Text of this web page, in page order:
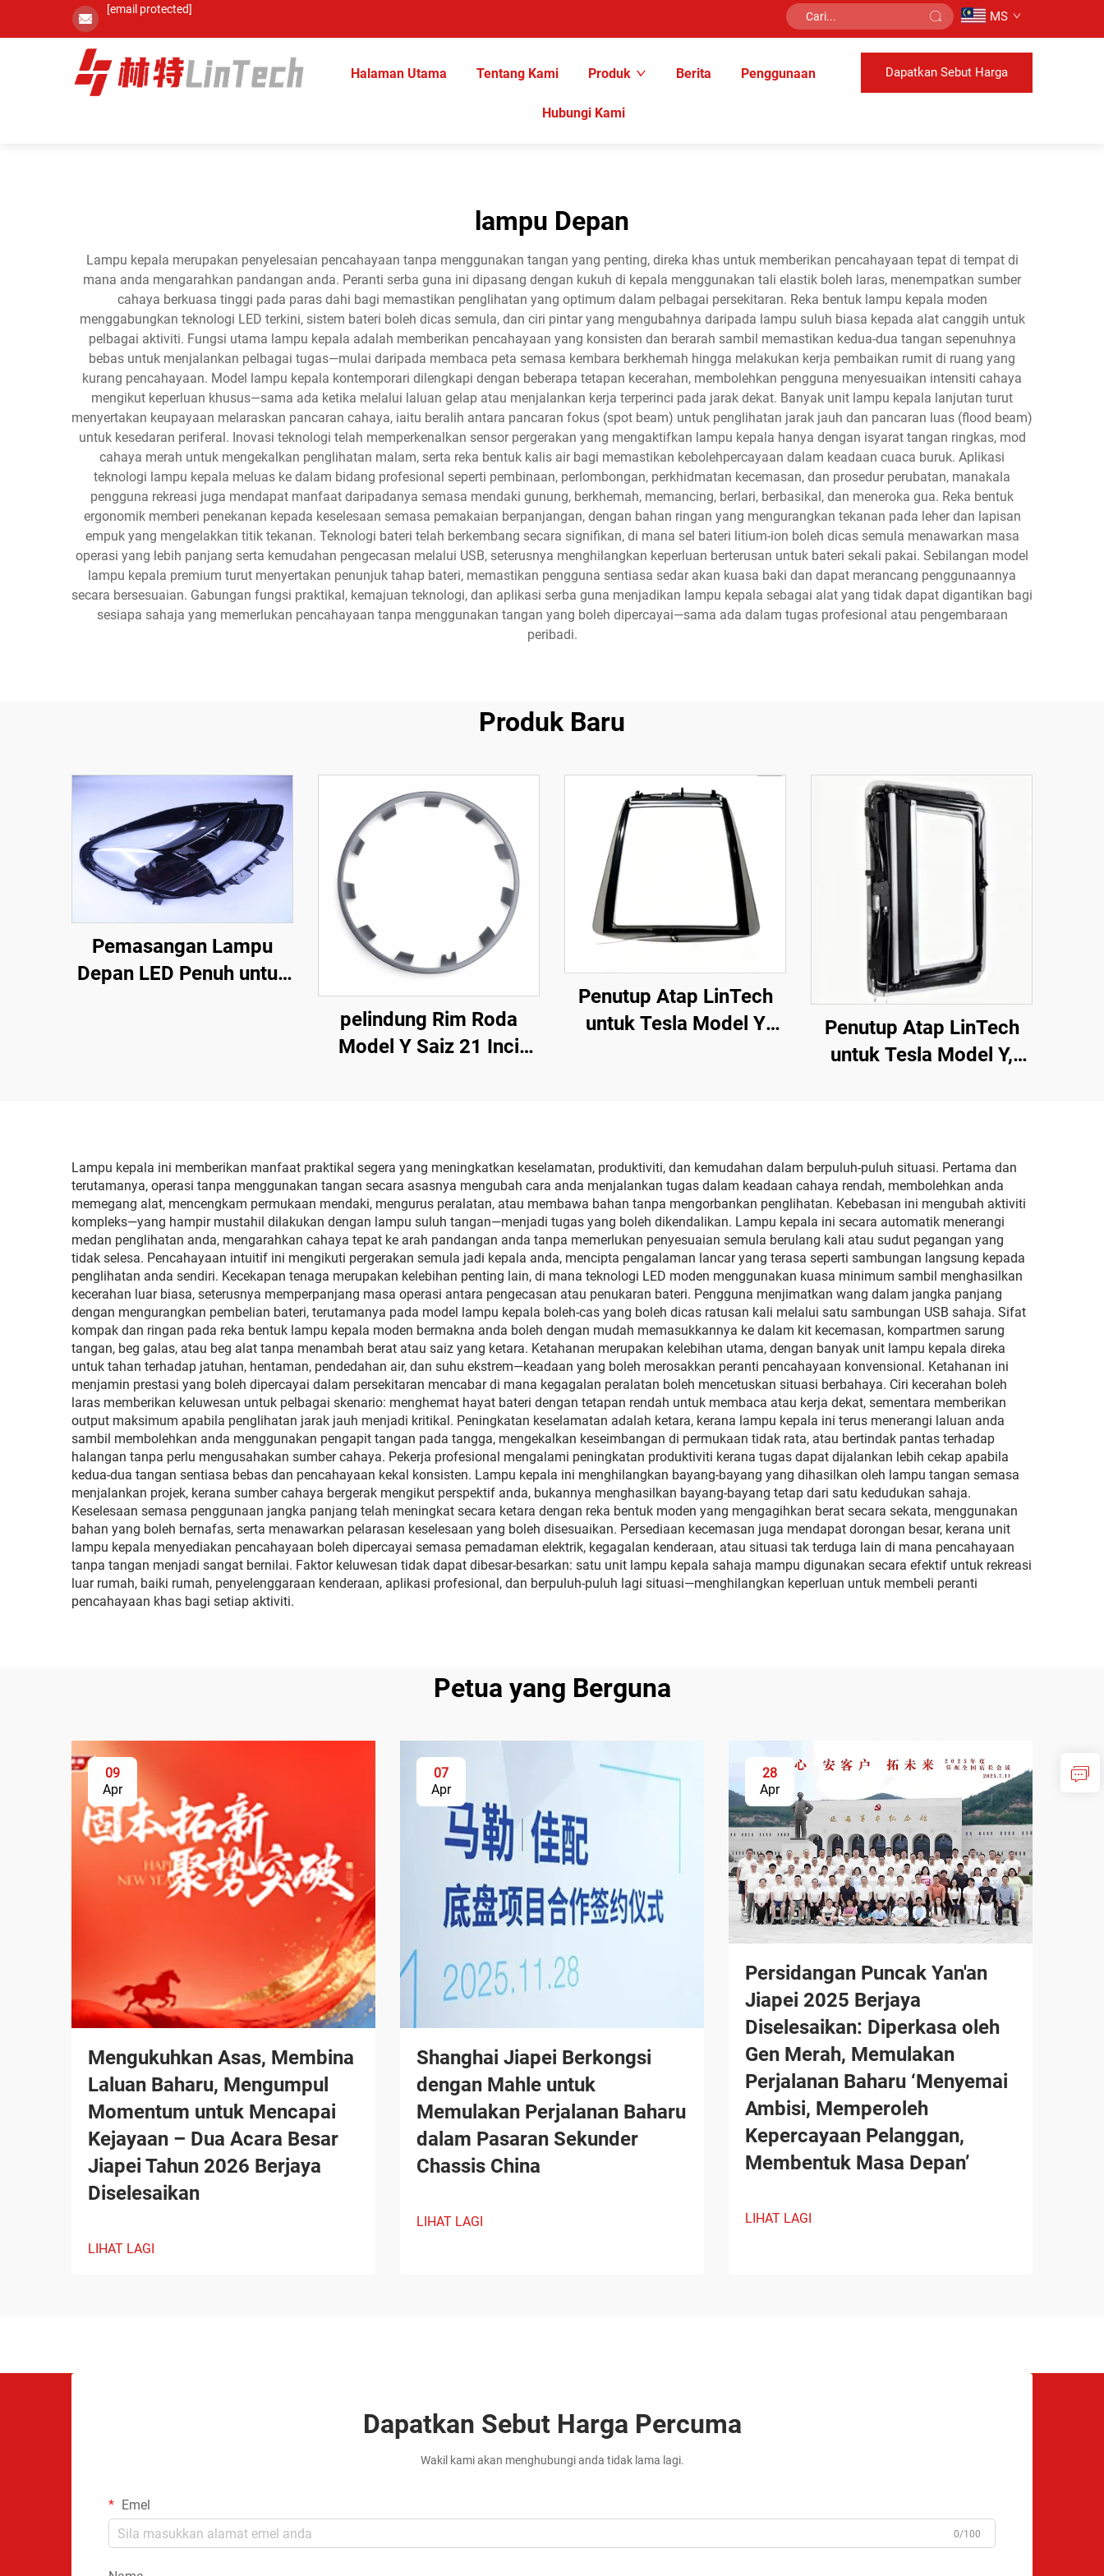
[email protected] MS
Halaman Utama Tentang Kami Produk Berita Penggunaan
Hubungi Kami
Dapatkan Sebut Harga
lampu Depan
Lampu kepala merupakan penyelesaian pencahayaan tanpa menggunakan tangan yang penting, direka khas untuk memberikan pencahayaan tepat di tempat di
mana anda mengarahkan pandangan anda. Peranti serba guna ini dipasang dengan kukuh di kepala menggunakan tali elastik boleh laras, menempatkan sumber
cahaya berkuasa tinggi pada paras dahi bagi memastikan penglihatan yang optimum dalam pelbagai persekitaran. Reka bentuk lampu kepala moden
menggabungkan teknologi LED terkini, sistem bateri boleh dicas semula, dan ciri pintar yang mengubahnya daripada lampu suluh biasa kepada alat canggih untuk
pelbagai aktiviti. Fungsi utama lampu kepala adalah memberikan pencahayaan yang konsisten dan berarah sambil memastikan kedua-dua tangan sepenuhnya
bebas untuk menjalankan pelbagai tugas—mulai daripada membaca peta semasa kembara berkhemah hingga melakukan kerja pembaikan rumit di ruang yang
kurang pencahayaan. Model lampu kepala kontemporari dilengkapi dengan beberapa tetapan kecerahan, membolehkan pengguna menyesuaikan intensiti cahaya
mengikut keperluan khusus—sama ada ketika melalui laluan gelap atau menjalankan kerja terperinci pada jarak dekat. Banyak unit lampu kepala lanjutan turut
menyertakan keupayaan melaraskan pancaran cahaya, iaitu beralih antara pancaran fokus (spot beam) untuk penglihatan jarak jauh dan pancaran luas (flood beam)
untuk kesedaran periferal. Inovasi teknologi telah memperkenalkan sensor pergerakan yang mengaktifkan lampu kepala hanya dengan isyarat tangan ringkas, mod
cahaya merah untuk mengekalkan penglihatan malam, serta reka bentuk kalis air bagi memastikan kebolehpercayaan dalam keadaan cuaca buruk. Aplikasi
teknologi lampu kepala meluas ke dalam bidang profesional seperti pembinaan, perlombongan, perkhidmatan kecemasan, dan prosedur perubatan, manakala
pengguna rekreasi juga mendapat manfaat daripadanya semasa mendaki gunung, berkhemah, memancing, berlari, berbasikal, dan meneroka gua. Reka bentuk
ergonomik memberi penekanan kepada keselesaan semasa pemakaian berpanjangan, dengan bahan ringan yang mengurangkan tekanan pada leher dan lapisan
empuk yang mengelakkan titik tekanan. Teknologi bateri telah berkembang secara signifikan, di mana sel bateri litium-ion boleh dicas semula menawarkan masa
operasi yang lebih panjang serta kemudahan pengecasan melalui USB, seterusnya menghilangkan keperluan berterusan untuk bateri sekali pakai. Sebilangan model
lampu kepala premium turut menyertakan penunjuk tahap bateri, memastikan pengguna sentiasa sedar akan kuasa baki dan dapat merancang penggunaannya
secara bersesuaian. Gabungan fungsi praktikal, kemajuan teknologi, dan aplikasi serba guna menjadikan lampu kepala sebagai alat yang tidak dapat digantikan bagi
sesiapa sahaja yang memerlukan pencahayaan tanpa menggunakan tangan yang boleh dipercayai—sama ada dalam tugas profesional atau pengembaraan
peribadi.
Produk Baru
Pemasangan Lampu
Depan LED Penuh untuk
pelindung Rim Roda
Model Y Saiz 21 Inci
Penutup Atap LinTech
untuk Tesla Model Y
Penutup Atap LinTech
untuk Tesla Model Y,
Lampu kepala ini memberikan manfaat praktikal segera yang meningkatkan keselamatan, produktiviti, dan kemudahan dalam berpuluh-puluh situasi. Pertama dan
terutamanya, operasi tanpa menggunakan tangan secara asasnya mengubah cara anda menjalankan tugas dalam keadaan cahaya rendah, membolehkan anda
memegang alat, mencengkam permukaan mendaki, mengurus peralatan, atau membawa bahan tanpa mengorbankan penglihatan. Kebebasan ini mengubah aktiviti
kompleks—yang hampir mustahil dilakukan dengan lampu suluh tangan—menjadi tugas yang boleh dikendalikan. Lampu kepala ini secara automatik menerangi
medan penglihatan anda, mengarahkan cahaya tepat ke arah pandangan anda tanpa memerlukan penyesuaian semula berulang kali atau sudut pegangan yang
tidak selesa. Pencahayaan intuitif ini mengikuti pergerakan semula jadi kepala anda, mencipta pengalaman lancar yang terasa seperti sambungan langsung kepada
penglihatan anda sendiri. Kecekapan tenaga merupakan kelebihan penting lain, di mana teknologi LED moden menggunakan kuasa minimum sambil menghasilkan
kecerahan luar biasa, seterusnya memperpanjang masa operasi antara pengecasan atau penukaran bateri. Pengguna menjimatkan wang dalam jangka panjang
dengan mengurangkan pembelian bateri, terutamanya pada model lampu kepala boleh-cas yang boleh dicas ratusan kali melalui satu sambungan USB sahaja. Sifat
kompak dan ringan pada reka bentuk lampu kepala moden bermakna anda boleh dengan mudah memasukkannya ke dalam kit kecemasan, kompartmen sarung
tangan, beg galas, atau beg alat tanpa menambah berat atau saiz yang ketara. Ketahanan merupakan kelebihan utama, dengan banyak unit lampu kepala direka
untuk tahan terhadap jatuhan, hentaman, pendedahan air, dan suhu ekstrem—keadaan yang boleh merosakkan peranti pencahayaan konvensional. Ketahanan ini
menjamin prestasi yang boleh dipercayai dalam persekitaran mencabar di mana kegagalan peralatan boleh mencetuskan situasi berbahaya. Ciri kecerahan boleh
laras memberikan keluwesan untuk pelbagai skenario: menghemat hayat bateri dengan tetapan rendah untuk membaca atau kerja dekat, sementara memberikan
output maksimum apabila penglihatan jarak jauh menjadi kritikal. Peningkatan keselamatan adalah ketara, kerana lampu kepala ini terus menerangi laluan anda
sambil membolehkan anda menggunakan pengapit tangan pada tangga, mengekalkan keseimbangan di permukaan tidak rata, atau bertindak pantas terhadap
halangan tanpa perlu mengusahakan sumber cahaya. Pekerja profesional mengalami peningkatan produktiviti kerana tugas dapat dijalankan lebih cekap apabila
kedua-dua tangan sentiasa bebas dan pencahayaan kekal konsisten. Lampu kepala ini menghilangkan bayang-bayang yang dihasilkan oleh lampu tangan semasa
menjalankan projek, kerana sumber cahaya bergerak mengikut perspektif anda, bukannya menghasilkan bayang-bayang tetap dari satu kedudukan sahaja.
Keselesaan semasa penggunaan jangka panjang telah meningkat secara ketara dengan reka bentuk moden yang mengagihkan berat secara sekata, menggunakan
bahan yang boleh bernafas, serta menawarkan pelarasan keselesaan yang boleh disesuaikan. Persediaan kecemasan juga mendapat dorongan besar, kerana unit
lampu kepala menyediakan pencahayaan boleh dipercayai semasa pemadaman elektrik, kegagalan kenderaan, atau situasi tak terduga lain di mana pencahayaan
tanpa tangan menjadi sangat bernilai. Faktor keluwesan tidak dapat dibesar-besarkan: satu unit lampu kepala sahaja mampu digunakan secara efektif untuk rekreasi
luar rumah, baiki rumah, penyelenggaraan kenderaan, aplikasi profesional, dan berpuluh-puluh lagi situasi—menghilangkan keperluan untuk membeli peranti
pencahayaan khas bagi setiap aktiviti.
Petua yang Berguna
09
Apr
Mengukuhkan Asas, Membina
Laluan Baharu, Mengumpul
Momentum untuk Mencapai
Kejayaan – Dua Acara Besar
Jiapei Tahun 2026 Berjaya
Diselesaikan
LIHAT LAGI
07
Apr
Shanghai Jiapei Berkongsi
dengan Mahle untuk
Memulakan Perjalanan Baharu
dalam Pasaran Sekunder
Chassis China
LIHAT LAGI
28
Apr
Persidangan Puncak Yan'an
Jiapei 2025 Berjaya
Diselesaikan: Diperkasa oleh
Gen Merah, Memulakan
Perjalanan Baharu ‘Menyemai
Ambisi, Memperoleh
Kepercayaan Pelanggan,
Membentuk Masa Depan’
LIHAT LAGI
Dapatkan Sebut Harga Percuma
Wakil kami akan menghubungi anda tidak lama lagi.
Emel
0/100